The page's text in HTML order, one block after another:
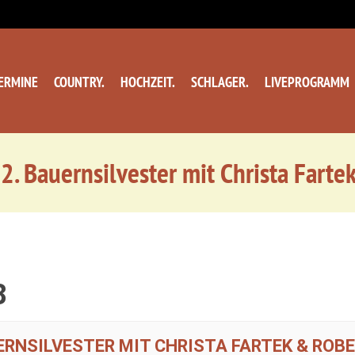
COUNTRY. HOCHZEIT. SCHLAGER. LIVEPROGRAMM
Bauernsilvester mit Christa
MIT CHRISTA FARTEK &